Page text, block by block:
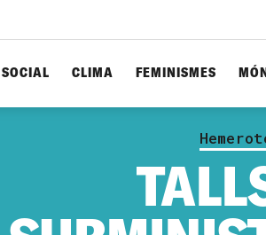
SOCIAL CLIMA FEMINISMES